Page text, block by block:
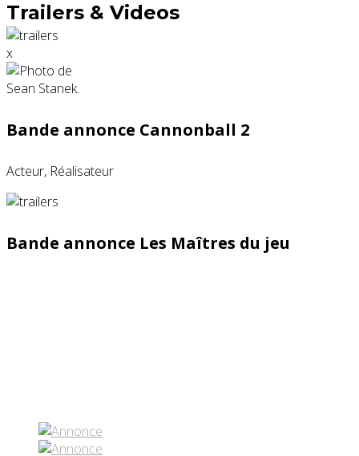
Trailers & Videos
x
Bande annonce Cannonball 2
Acteur, Réalisateur
Bande annonce Les Maîtres du jeu